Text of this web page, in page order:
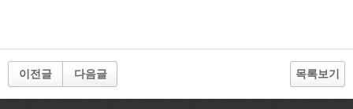
이전글 다음글 목록보기